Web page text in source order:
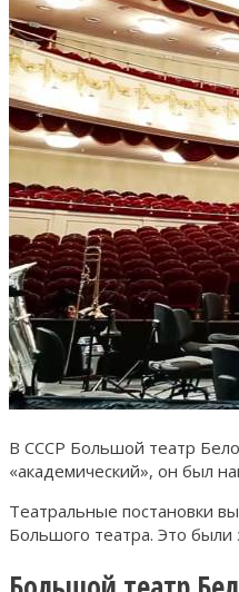
В СССР Большой театр
«академический», он был
Театральные постановки
Большого театра. Это были